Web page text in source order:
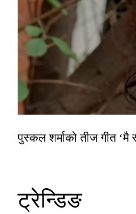
पुस्कल शर्माको तीज गीत ‘मै
ट्रेन्डिङ